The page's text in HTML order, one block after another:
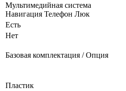
Мультимедийная система
Навигация Телефон Люк
Есть
Нет
Базовая комплектация / Опция
Пластик